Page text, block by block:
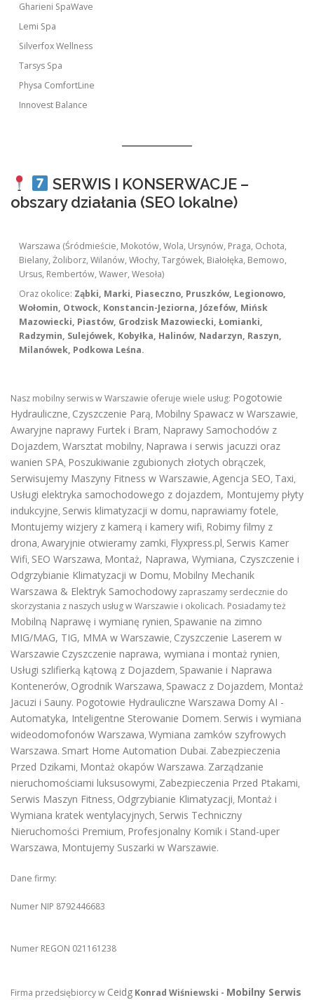
Gharieni SpaWave
Lemi Spa
Silverfox Wellness
Tarsys Spa
Physa ComfortLine
Innovest Balance
SERWIS I KONSERWACJE –
obszary działania (SEO lokalne)
Warszawa (Śródmieście, Mokotów, Wola, Ursynów, Praga, Ochota,
Bielany, Żoliborz, Wilanów, Włochy, Targówek, Białołęka, Bemowo,
Ursus, Rembertów, Wawer, Wesoła)
Oraz okolice: Ząbki, Marki, Piaseczno, Pruszków, Legionowo,
Wołomin, Otwock, Konstancin-Jeziorna, Józefów, Mińsk
Mazowiecki, Piastów, Grodzisk Mazowiecki, Łomianki,
Radzymin, Sulejówek, Kobyłka, Halinów, Nadarzyn, Raszyn,
Milanówek, Podkowa Leśna.
Nasz mobilny serwis w Warszawie oferuje wiele usług: Pogotowie
Hydrauliczne, Czyszczenie Parą, Mobilny Spawacz w Warszawie,
Awaryjne naprawy Furtek i Bram, Naprawy Samochodów z
Dojazdem, Warsztat mobilny, Naprawa i serwis jacuzzi oraz
wanien SPA, Poszukiwanie zgubionych złotych obrączek,
Serwisujemy Maszyny Fitness w Warszawie, Agencja SEO, Taxi,
Usługi elektryka samochodowego z dojazdem, Montujemy płyty
indukcyjne, Serwis klimatyzacji w domu, naprawiamy fotele,
Montujemy wizjery z kamerą i kamery wifi, Robimy filmy z
drona, Awaryjnie otwieramy zamki, Flyxpress.pl, Serwis Kamer
Wifi, SEO Warszawa, Montaż, Naprawa, Wymiana, Czyszczenie i
Odgrzybianie Klimatyzacji w Domu, Mobilny Mechanik
Warszawa & Elektryk Samochodowy zapraszamy serdecznie do
skorzystania z naszych usług w Warszawie i okolicach. Posiadamy też
Mobilną Naprawę i wymianę rynien, Spawanie na zimno
MIG/MAG, TIG, MMA w Warszawie, Czyszczenie Laserem w
Warszawie Czyszczenie naprawa, wymiana i montaż rynien,
Usługi szlifierką kątową z Dojazdem, Spawanie i Naprawa
Kontenerów, Ogrodnik Warszawa, Spawacz z Dojazdem, Montaż
Jacuzi i Sauny. Pogotowie Hydrauliczne Warszawa Domy AI -
Automatyka, Inteligentne Sterowanie Domem. Serwis i wymiana
wideodomofonów Warszawa, Wymiana zamków szyfrowych
Warszawa. Smart Home Automation Dubai. Zabezpieczenia
Przed Dzikami, Montaż okapów Warszawa. Zarządzanie
nieruchomościami luksusowymi, Zabezpieczenia Przed Ptakami,
Serwis Maszyn Fitness, Odgrzybianie Klimatyzacji, Montaż i
Wymiana kratek wentylacyjnych, Serwis Techniczny
Nieruchomości Premium, Profesjonalny Komik i Stand-uper
Warszawa, Montujemy Suszarki w Warszawie.
Dane firmy:
Numer NIP 8792446683
Numer REGON 021161238
Firma przedsiębiorcy w Ceidg Konrad Wiśniewski - Mobilny Serwis